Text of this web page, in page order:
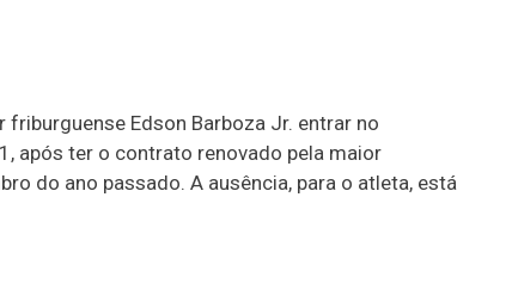
Edson Barboza Jr. entrar no
após ter o contrato renovado pela maior
do ano passado. A ausência, para o atleta, está